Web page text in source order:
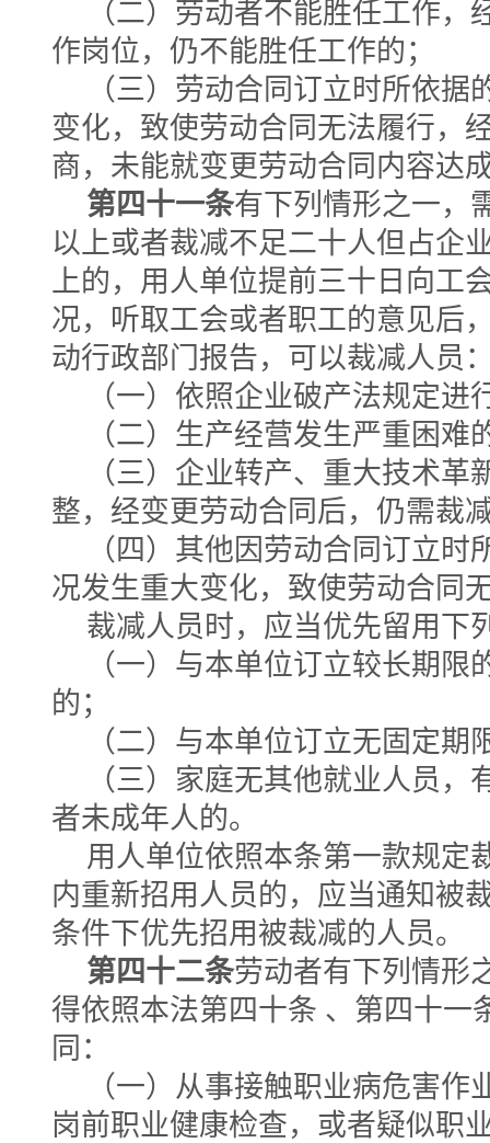
（二）劳动者不能胜任工作，
作岗位，仍不能胜任工作的；
（三）劳动合同订立时所依据
变化，致使劳动合同无法履行，
商，未能就变更劳动合同内容达
第四十一条有下列情形之一，
以上或者裁减不足二十人但占企
上的，用人单位提前三十日向工
况，听取工会或者职工的意见后
动行政部门报告，可以裁减人员
（一）依照企业破产法规定进
（二）生产经营发生严重困难
（三）企业转产、重大技术革
整，经变更劳动合同后，仍需裁
（四）其他因劳动合同订立时
况发生重大变化，致使劳动合同
裁减人员时，应当优先留用下
（一）与本单位订立较长期限
的；
（二）与本单位订立无固定期
（三）家庭无其他就业人员，
者未成年人的。
用人单位依照本条第一款规定
内重新招用人员的，应当通知被
条件下优先招用被裁减的人员。
第四十二条劳动者有下列情形
得依照本法第四十条 、第四十一
同：
（一）从事接触职业病危害作
岗前职业健康检查，或者疑似职